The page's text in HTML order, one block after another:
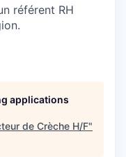
référent RH
applications
de Crèche H/F"